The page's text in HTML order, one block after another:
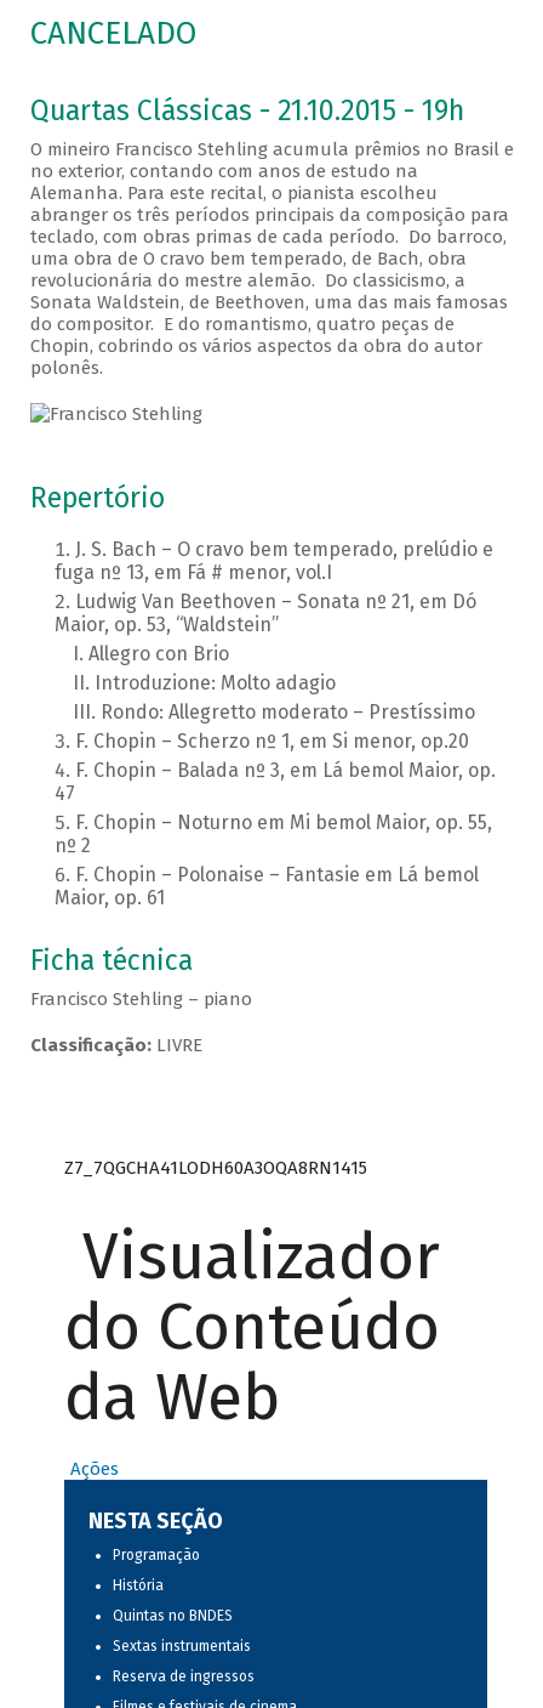
CANCELADO
Quartas Clássicas - 21.10.2015 - 19h
O mineiro Francisco Stehling acumula prêmios no Brasil e
no exterior, contando com anos de estudo na
Alemanha. Para este recital, o pianista escolheu
abranger os três períodos principais da composição para
teclado, com obras primas de cada período. Do barroco,
uma obra de O cravo bem temperado, de Bach, obra
revolucionária do mestre alemão. Do classicismo, a
Sonata Waldstein, de Beethoven, uma das mais famosas
do compositor. E do romantismo, quatro peças de
Chopin, cobrindo os vários aspectos da obra do autor
polonês.
Repertório
J. S. Bach – O cravo bem temperado, prelúdio e
fuga nº 13, em Fá # menor, vol.I
Ludwig Van Beethoven – Sonata nº 21, em Dó
Maior, op. 53, “Waldstein”
Allegro con Brio
Introduzione: Molto adagio
Rondo: Allegretto moderato – Prestíssimo
F. Chopin – Scherzo nº 1, em Si menor, op.20
F. Chopin – Balada nº 3, em Lá bemol Maior, op.
47
F. Chopin – Noturno em Mi bemol Maior, op. 55,
nº 2
F. Chopin – Polonaise – Fantasie em Lá bemol
Maior, op. 61
Ficha técnica
Francisco Stehling – piano
Classificação:LIVRE
Z7_7QGCHA41LODH60A3OQA8RN1415
Visualizador
do Conteúdo
da Web
Ações
NESTA SEÇÃO
Programação
História
Quintas no BNDES
Sextas instrumentais
Reserva de ingressos